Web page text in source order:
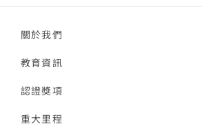
關於我們
教育資訊
認證獎項
重大里程